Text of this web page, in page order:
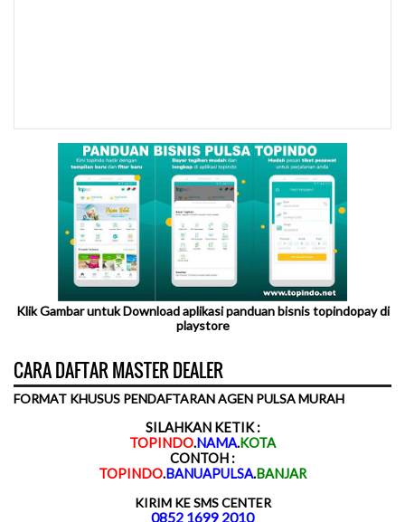
Klik Gambar untuk Download aplikasi panduan bisnis topindopay di
playstore
CARA DAFTAR MASTER DEALER
FORMAT KHUSUS PENDAFTARAN AGEN PULSA MURAH
SILAHKAN KETIK :
TOPINDO.NAMA.KOTA
CONTOH :
TOPINDO.BANUAPULSA.BANJAR
KIRIM KE SMS CENTER
0852 1699 2010